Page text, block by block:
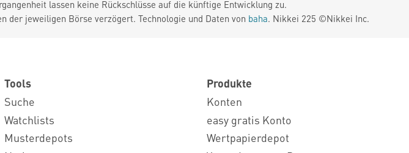
lassen keine Rückschlüsse auf die künftige Entwicklung zu.
der jeweiligen Börse verzögert. Technologie und Daten von baha. Nikkei 225 ©Nikkei Inc.
Tools
Suche
Watchlists
Musterdepots
Produkte
Konten
easy gratis Konto
Wertpapierdepot